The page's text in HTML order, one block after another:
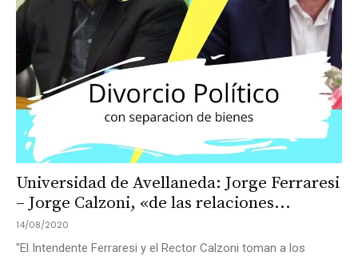
Universidad de Avellaneda: Jorge Ferraresi
– Jorge Calzoni, «de las relaciones...
14/08/2020
"El Intendente Ferraresi y el Rector Calzoni toman a los